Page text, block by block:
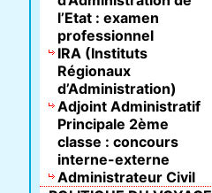
l’Etat : examen
professionnel
IRA (Instituts
Régionaux
d’Administration)
Adjoint Administratif
Principale 2ème
classe : concours
interne-externe
Administrateur Civil